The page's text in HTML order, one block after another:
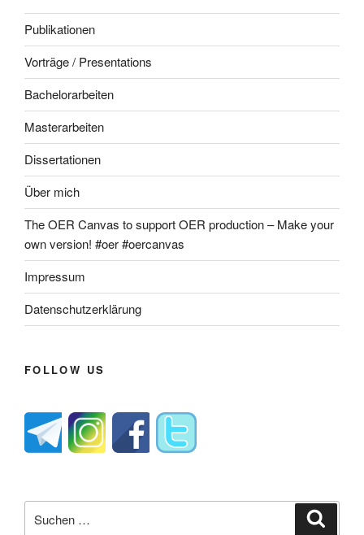
Publikationen
Vorträge / Presentations
Bachelorarbeiten
Masterarbeiten
Dissertationen
Über mich
The OER Canvas to support OER production – Make your
own version! #oer #oercanvas
Impressum
Datenschutzerklärung
FOLLOW US
nach: